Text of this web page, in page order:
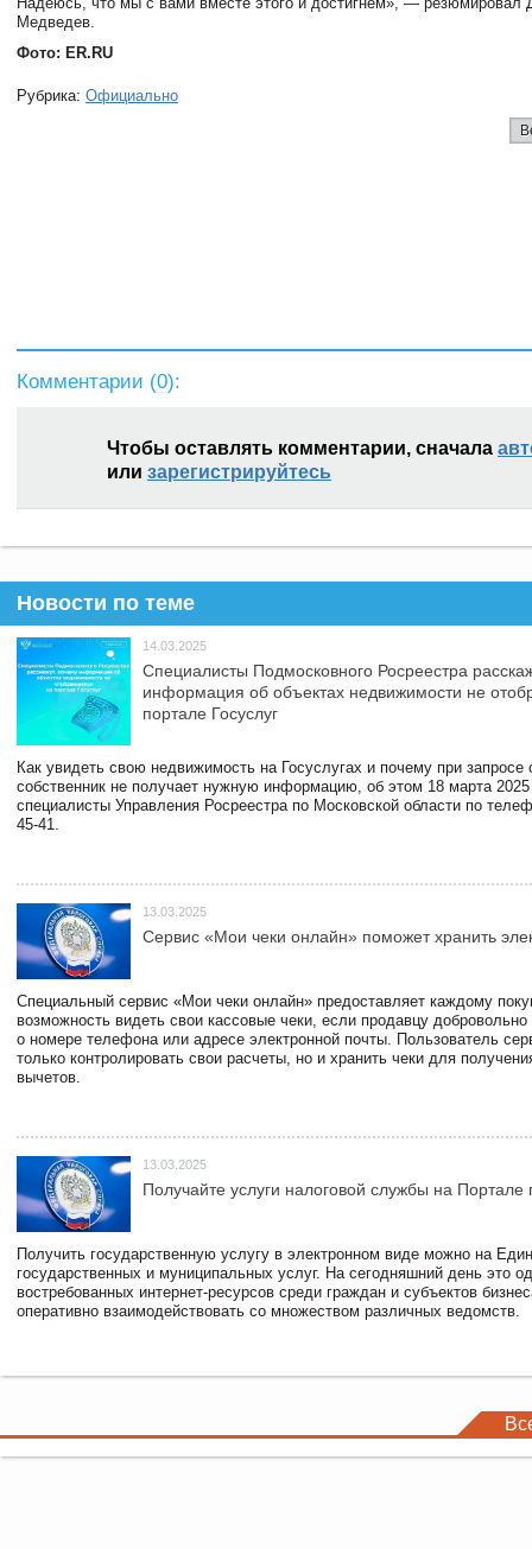
Медведев.
Фото: ER.RU
Рубрика: Официально
Комментарии (0):
Чтобы оставлять комментарии, сначала
или зарегистрируйтесь
Новости по теме
14.03.2025
Специалисты Подмосковного Росреестра
информация об объектах недвижимости не
портале Госуслуг
Как увидеть свою недвижимость на Госуслугах и почему при запросе
собственник не получает нужную информацию, об этом 18 марта 2025
специалисты Управления Росреестра по Московской области по
45-41.
13.03.2025
Сервис «Мои чеки онлайн» поможет хранить
Специальный сервис «Мои чеки онлайн» предоставляет каждому
возможность видеть свои кассовые чеки, если продавцу
о номере телефона или адресе электронной почты. Пользователь
только контролировать свои расчеты, но и хранить чеки для
вычетов.
13.03.2025
Получайте услуги налоговой службы на Портале
Получить государственную услугу в электронном виде можно на
государственных и муниципальных услуг. На сегодняшний день это
востребованных интернет-ресурсов среди граждан и субъектов
оперативно взаимодействовать со множеством различных ведомств.